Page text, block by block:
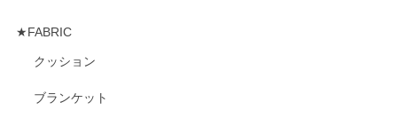
★FABRIC
クッション
ブランケット